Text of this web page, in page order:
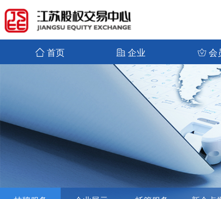
首页 企业 会